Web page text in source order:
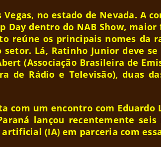
no estado de Nevada. A
Day dentro do NAB Show,
reúne os principais nomes da
Lá, Ratinho Junior deve
(Associação Brasileira de
de Rádio e Televisão), duas
com um encontro com Eduardo
lançou recentemente seis
(IA) em parceria com